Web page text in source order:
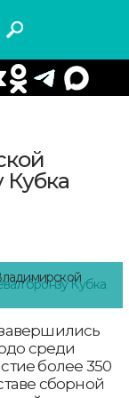
Кубка
среди
более 350
сборной